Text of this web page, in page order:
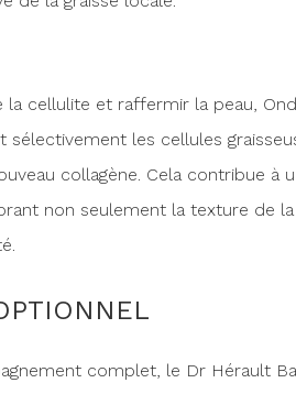
cellulite et raffermir la peau,
les cellules
collagène. Cela contribue à
non seulement la texture de
complet, le Dr Hérault